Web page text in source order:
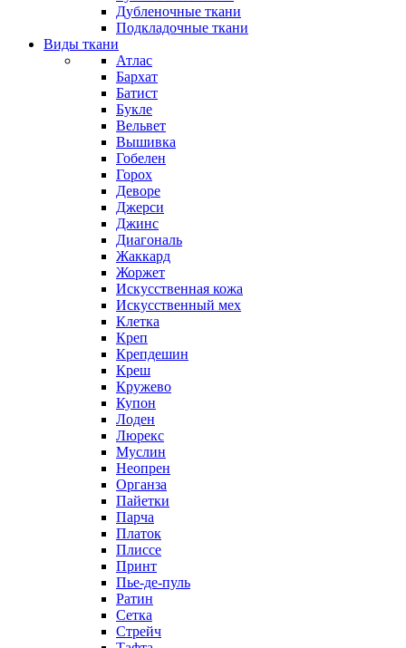
Дубленочные ткани
Подкладочные ткани
Виды ткани
Атлас
Бархат
Батист
Букле
Вельвет
Вышивка
Гобелен
Горох
Деворе
Джерси
Джинс
Диагональ
Жаккард
Жоржет
Искусственная кожа
Искусственный мех
Клетка
Креп
Крепдешин
Креш
Кружево
Купон
Лоден
Люрекс
Муслин
Неопрен
Органза
Пайетки
Парча
Платок
Плиссе
Принт
Пье-де-пуль
Ратин
Сетка
Стрейч